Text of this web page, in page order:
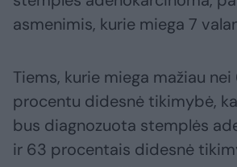
asmenimis, kurie miega 7
Tiems, kurie miega mažiau nei
procentu didesnė tikimybė,
bus diagnozuota stemplės
ir 63 procentais didesnė